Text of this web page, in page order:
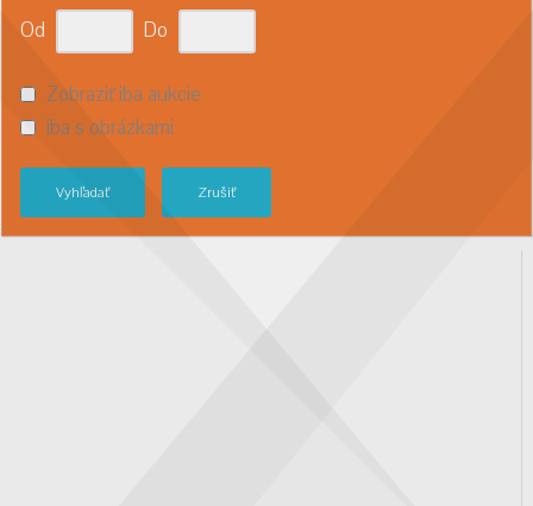
Od
Do
Zobraziť iba aukcie
iba s obrázkami
Vyhľadať Zrušiť